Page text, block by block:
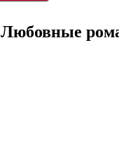
Любовные